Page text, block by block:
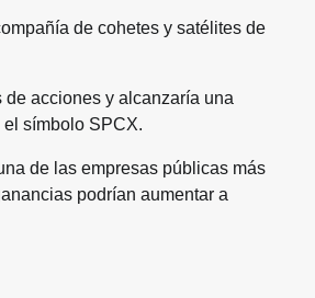
de cohetes y satélites de
acciones y alcanzaría una
símbolo SPCX.
de las empresas públicas más
podrían aumentar a